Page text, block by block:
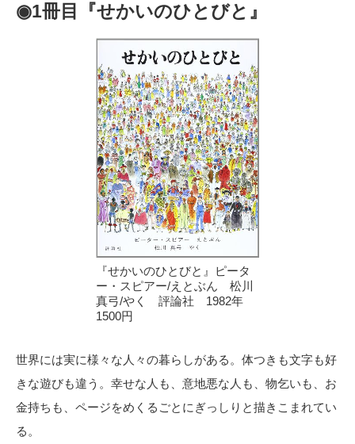
◉1冊目『せかいのひとびと』
『せかいのひとびと』ピータ
ー・スピアー/えとぶん 松川
真弓/やく 評論社 1982年
1500円
世界には実に様々な人々の暮らしがある。体つきも文字も好
きな遊びも違う。幸せな人も、意地悪な人も、物乞いも、お
金持ちも、ページをめくるごとにぎっしりと描きこまれてい
る。